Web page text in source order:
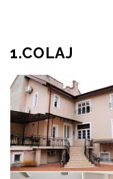
1.COLAJ